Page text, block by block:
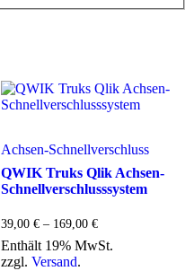
Achsen-Schnellverschluss
QWIK Truks Qlik Achsen-
Schnellverschlusssystem
39,00 € – 169,00 €Preisspanne:
39,00 €
bis
Enthält 19% MwSt.
zzgl. Versand.